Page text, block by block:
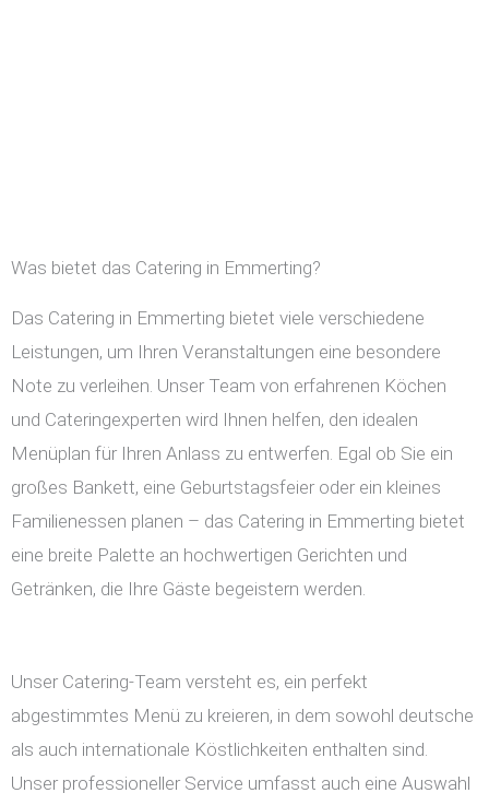
Was bietet das Catering in Emmerting?
Das Catering in Emmerting bietet viele verschiedene
Leistungen, um Ihren Veranstaltungen eine besondere
Note zu verleihen. Unser Team von erfahrenen Köchen
und Cateringexperten wird Ihnen helfen, den idealen
Menüplan für Ihren Anlass zu entwerfen. Egal ob Sie ein
großes Bankett, eine Geburtstagsfeier oder ein kleines
Familienessen planen – das Catering in Emmerting bietet
eine breite Palette an hochwertigen Gerichten und
Getränken, die Ihre Gäste begeistern werden.
Unser Catering-Team versteht es, ein perfekt
abgestimmtes Menü zu kreieren, in dem sowohl deutsche
als auch internationale Köstlichkeiten enthalten sind.
Unser professioneller Service umfasst auch eine Auswahl